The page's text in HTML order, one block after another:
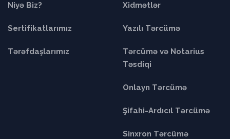
Niyə Biz?
Sertifikatlarımız
Tərəfdaşlarımız
Xidmətlər
Yazılı Tərcümə
Tərcümə və Notarius
Təsdiqi
Onlayn Tərcümə
Şifahi-Ardıcıl Tərcümə
Sinxron Tərcümə